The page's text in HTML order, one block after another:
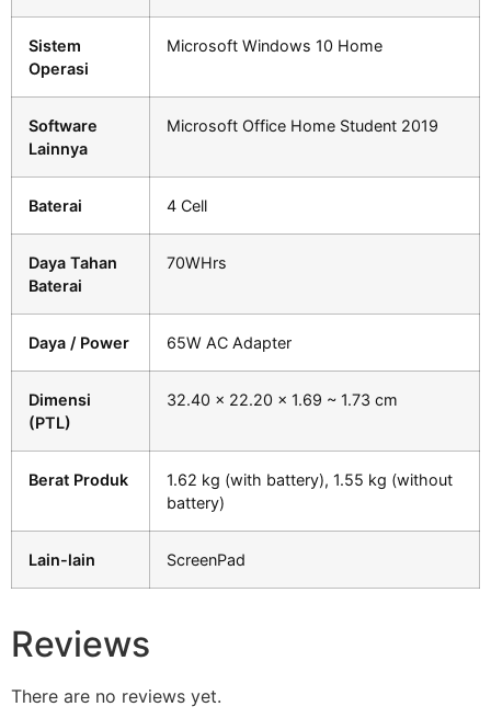
Sistem
Operasi
Microsoft Windows 10 Home
Software
Lainnya
Microsoft Office Home Student 2019
Baterai 4 Cell
Daya Tahan
Baterai
70WHrs
Daya / Power 65W AC Adapter
Dimensi
(PTL)
32.40 x 22.20 x 1.69 ~ 1.73 cm
Berat Produk
1.62 kg (with battery), 1.55 kg (without
battery)
Lain-lain ScreenPad
Reviews
There are no reviews yet.